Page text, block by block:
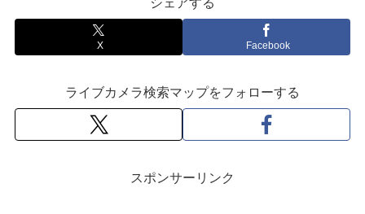
シェアする
X Facebook
ライブカメラ検索マップをフォローする
スポンサーリンク